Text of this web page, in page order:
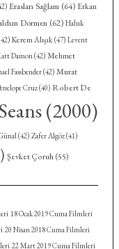
Eraslan Sağlam(64) Erkan
Dormen(62) Haluk
Kerem Alışık(47) Levent
Damon(42) Mehmet
Fassbender(42) Murat
Cruz(40) Robert De
(2000)
(42) Zafer Algöz(41)
Şevket Çoruh(55)
18 Ocak 2019 Cuma Filmleri
20 Nisan 2018 Cuma Filmleri
22 Mart 2019 Cuma Filmleri